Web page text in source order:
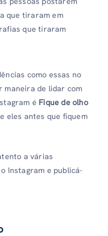
que tiraram em
que tiraram
como essas no
maneira de lidar com
é Fique de olho
eles antes que fiquem
a várias
Instagram e publicá-